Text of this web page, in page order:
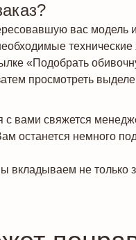
вас модель
«Подобрать
просмотреть
вами свяжется
останется немного
вкладываем не только